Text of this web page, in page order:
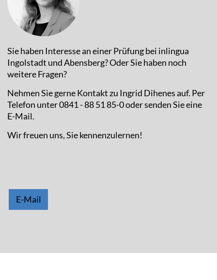
Sie haben Interesse an einer Prüfung bei inlingua
Ingolstadt und Abensberg? Oder Sie haben noch
weitere Fragen?
Nehmen Sie gerne Kontakt zu Ingrid Dihenes auf. Per
Telefon unter 0841 - 88 51 85-0 oder senden Sie eine
E-Mail.
Wir freuen uns, Sie kennenzulernen!
E-Mail